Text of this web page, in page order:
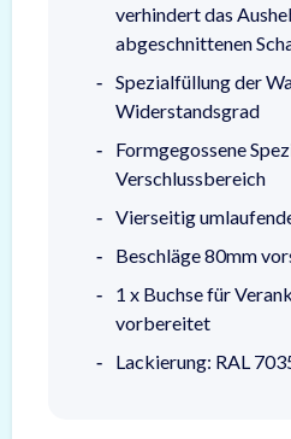
verhindert das
abgeschnittenen
Spezialfüllung der
Widerstandsgrad
Formgegossene
Verschlussbereich
Vierseitig
Beschläge 80mm
1 x Buchse für
vorbereitet
Lackierung: RAL